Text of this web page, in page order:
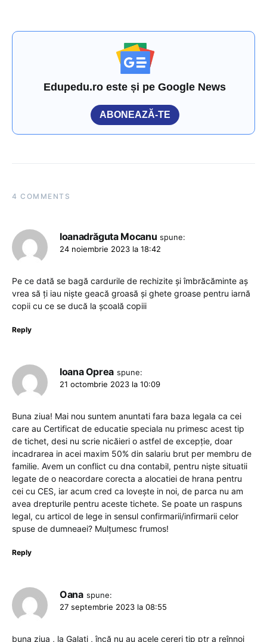
Edupedu.ro este și pe Google News
ABONEAZĂ-TE
4 COMMENTS
Ioanadrăguta Mocanu spune:
24 noiembrie 2023 la 18:42
Pe ce dată se bagă cardurile de rechizite și îmbrăcăminte aș
vrea să ți iau niște geacă groasă și ghete groase pentru iarnă
copii cu ce se ducă la școală copiii
Reply
Ioana Oprea spune:
21 octombrie 2023 la 10:09
Buna ziua! Mai nou suntem anuntati fara baza legala ca cei
care au Certificat de educatie speciala nu primesc acest tip
de tichet, desi nu scrie nicăieri o astfel de excepție, doar
incadrarea in acei maxim 50% din salariu brut per membru de
familie. Avem un conflict cu dna contabil, pentru niște situatii
legate de o neacordare corecta a alocatiei de hrana pentru
cei cu CES, iar acum cred ca lovește in noi, de parca nu am
avea drepturile pentru aceste tichete. Se poate un raspuns
legal, cu articol de lege in sensul confirmarii/infirmarii celor
spuse de dumneaei? Mulțumesc frumos!
Reply
Oana spune:
27 septembrie 2023 la 08:55
buna ziua , la Galați , încă nu au acele cereri tip ptr a reînnoi